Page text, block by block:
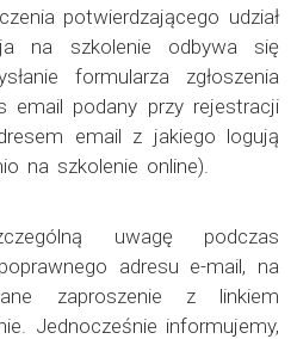
potwierdzającego udział
na szkolenie odbywa się
formularza zgłoszenia
email podany przy rejestracji
email z jakiego logują
na szkolenie online).
uwagę podczas
adresu e-mail, na
zaproszenie z linkiem
Jednocześnie informujemy,